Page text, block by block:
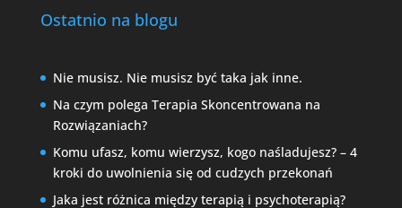
Ostatnio na blogu
Nie musisz. Nie musisz być taka jak inne.
Na czym polega Terapia Skoncentrowana na
Rozwiązaniach?
Komu ufasz, komu wierzysz, kogo naśladujesz? – 4
kroki do uwolnienia się od cudzych przekonań
Jaka jest różnica między terapią i psychoterapią?